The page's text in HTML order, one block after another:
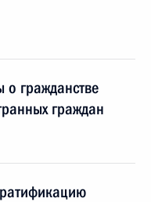
гражданстве
граждан